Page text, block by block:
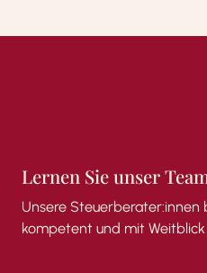
Lernen Sieunser
Unsere Steuerberater:innen
kompetent und mit Weitblick